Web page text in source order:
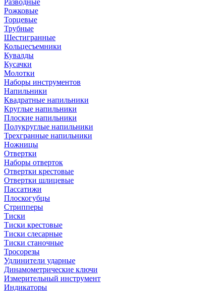
Разводные
Рожковые
Торцевые
Трубные
Шестигранные
Кольцесъемники
Кувалды
Кусачки
Молотки
Наборы инструментов
Напильники
Квадратные напильники
Круглые напильники
Плоские напильники
Полукруглые напильники
Трехгранные напильники
Ножницы
Отвертки
Наборы отверток
Отвертки крестовые
Отвертки шлицевые
Пассатижи
Плоскогубцы
Стрипперы
Тиски
Тиски крестовые
Тиски слесарные
Тиски станочные
Тросорезы
Удлинители ударные
Динамометрические ключи
Измерительный инструмент
Индикаторы